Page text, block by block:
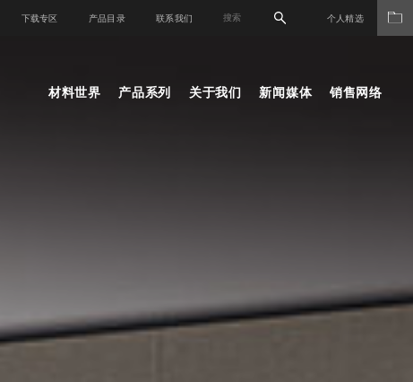
下载专区 产品目录 联系我们 个人精选
材料世界 产品系列 关于我们 新闻媒体 销售网络